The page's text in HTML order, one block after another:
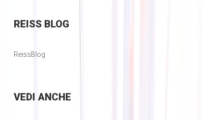
REISSBLOG
ReissBlog
VEDI ANCHE